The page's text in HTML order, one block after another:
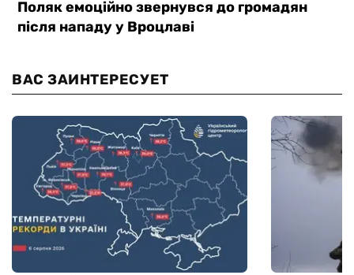
ВАС ЗАИНТЕРЕСУЕТ